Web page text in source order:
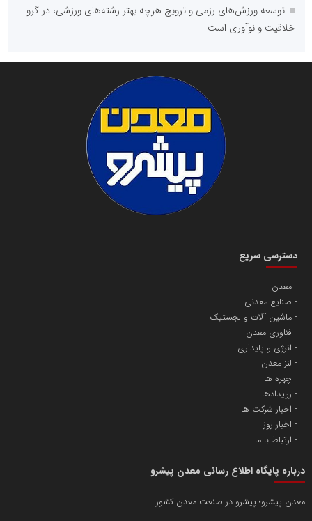
توسعه ورزش‌های رزمی و ترویج هرچه بهتر رشته‌های ورزشی، در گرو
خلاقیت و نوآوری است
دسترسی سریع
معدن
صنایع معدنی
ماشین آلات و لجستیک
فناوری معدن
انرژی و پایداری
لنز معدن
چهره ها
رویدادها
اخبار شرکت ها
اخبار روز
ارتباط با ما
درباره پایگاه اطلاع رسانی معدن پیشرو
معدن پیشرو؛ پیشرو در صنعت معدن کشور